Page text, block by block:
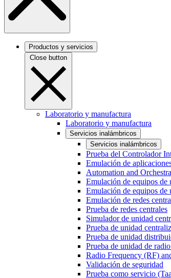
Productos y servicios
Close button
Laboratorio y manufactura
Laboratorio y manufactura
Servicios inalámbricos
Servicios inalámbricos
Prueba del Controlador
Emulación de
Automation and
Emulación de equipos de
Emulación de equipos de
Emulación de redes
Prueba de redes centrales
Simulador de unidad
Prueba de unidad
Prueba de unidad
Prueba de unidad de
Radio Frequency (RF)
Validación de seguridad
Prueba como servicio